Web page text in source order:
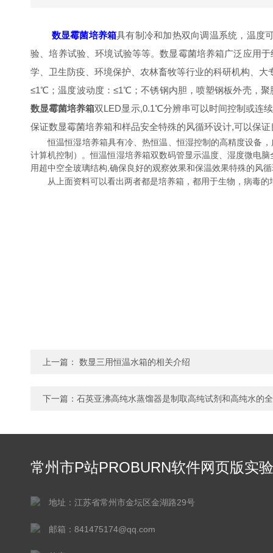
数显霉菌培养箱具有制冷和加热双向调温系统，温度可控
验、培养试验、环境试验等等。数显霉菌培养箱广泛应
学、卫生防疫、环境保护、农林畜牧等行业的科研机构
≤1℃；温度波动度：≤1℃；不锈钢内胆，喷塑钢板外壳
数显霉菌培养箱双LED显示,0.1℃分辨串可以时间控制或连续
保证数显霉菌培养箱和样品安全特殊的风循环设计,可以保证
恒温恒湿培养箱具有冷、热恒温、恒湿控制的高精度设备
计算机控制）。恒温恒湿培养箱双数码管显示温度、湿度微
用超中空全玻璃结构,确保良好的观察效果和保温效果特殊的风循
从上面资料可以看出两者都是培养箱，都用于生物，病毒的
上一篇： 数显三用恒温水箱的相关介绍
下一篇： 石英亚沸高纯水蒸馏器是制取高纯试剂和高纯水的
常州市P站PROBURN软件网页版实验
地址：江苏省常州市金坛区金湖路29号
邮箱：841475174@qq.com